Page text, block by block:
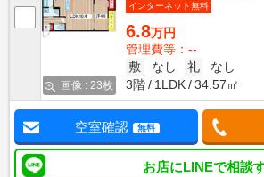
画像 : 23枚
インターネット無料
6.8万円
管理費等：--
敷
なし 礼
なし
3階
1LDK 34.57㎡
空室確認 無料
お店にLINEで相談